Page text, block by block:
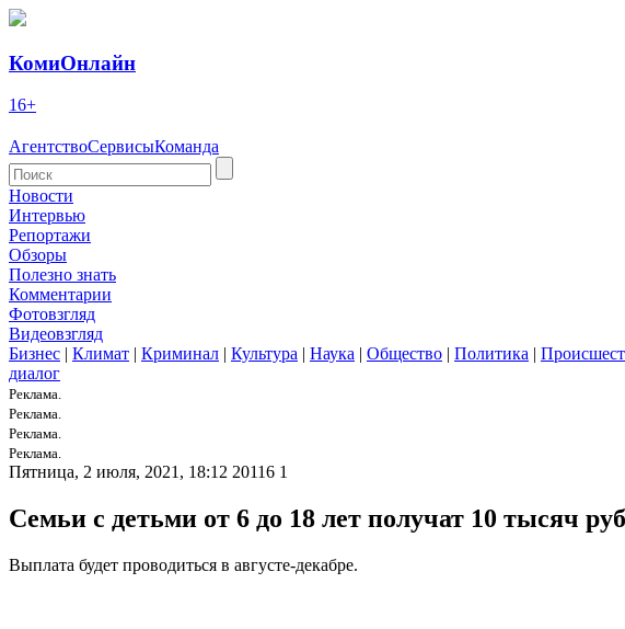
КомиОнлайн
16+
АгентствоСервисыКоманда
Новости
Интервью
Репортажи
Обзоры
Полезно знать
Комментарии
Фотовзгляд
Видеовзгляд
Бизнес | Климат | Криминал | Культура | Наука | Общество | Политика |
диалог
Реклама.
Реклама.
Реклама.
Реклама.
Пятница, 2 июля, 2021, 18:12 20116 1
Семьи с детьми от 6 до 18 лет получат 10 тысяч
Выплата будет проводиться в августе-декабре.